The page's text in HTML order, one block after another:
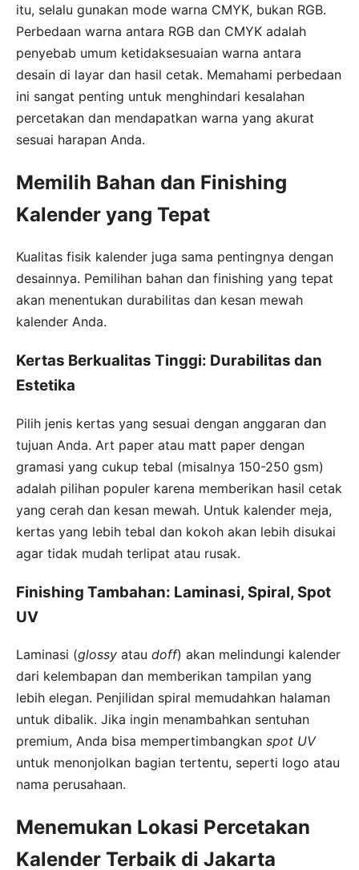
itu, selalu gunakan mode warna CMYK, bukan RGB.
Perbedaan warna antara RGB dan CMYK adalah
penyebab umum ketidaksesuaian warna antara
desain di layar dan hasil cetak. Memahami perbedaan
ini sangat penting untuk menghindari kesalahan
percetakan dan mendapatkan warna yang akurat
sesuai harapan Anda.
Memilih Bahan dan Finishing
Kalender yang Tepat
Kualitas fisik kalender juga sama pentingnya dengan
desainnya. Pemilihan bahan dan finishing yang tepat
akan menentukan durabilitas dan kesan mewah
kalender Anda.
Kertas Berkualitas Tinggi: Durabilitas dan
Estetika
Pilih jenis kertas yang sesuai dengan anggaran dan
tujuan Anda. Art paper atau matt paper dengan
gramasi yang cukup tebal (misalnya 150-250 gsm)
adalah pilihan populer karena memberikan hasil cetak
yang cerah dan kesan mewah. Untuk kalender meja,
kertas yang lebih tebal dan kokoh akan lebih disukai
agar tidak mudah terlipat atau rusak.
Finishing Tambahan: Laminasi, Spiral, Spot
UV
Laminasi (glossy atau doff) akan melindungi kalender
dari kelembapan dan memberikan tampilan yang
lebih elegan. Penjilidan spiral memudahkan halaman
untuk dibalik. Jika ingin menambahkan sentuhan
premium, Anda bisa mempertimbangkan spot UV
untuk menonjolkan bagian tertentu, seperti logo atau
nama perusahaan.
Menemukan Lokasi Percetakan
Kalender Terbaik di Jakarta